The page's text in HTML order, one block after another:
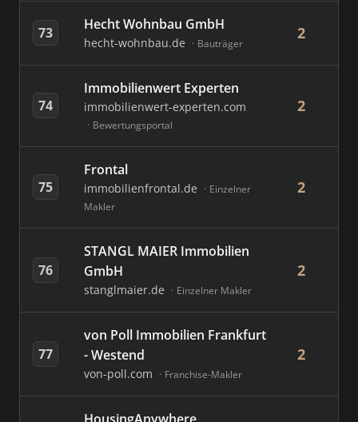
73 Hecht Wohnbau GmbH
hecht-wohnbau.de Bauträger
2
74
Immobilienwert Experten
immobilienwert-experten.com
Bewertungsportal
2
75
Frontal
immobilienfrontal.de
Einzelner
Makler
2
76
STANGL MAIER Immobilien
GmbH
stanglmaier.de Einzelner Makler
2
77
von Poll Immobilien Frankfurt
- Westend
von-poll.com Franchise-Makler
2